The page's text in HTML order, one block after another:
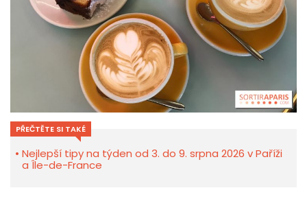
PŘEČTĚTE SI TAKÉ
Nejlepší tipy na týden od 3. do 9. srpna 2026 v Paříži
a Île-de-France